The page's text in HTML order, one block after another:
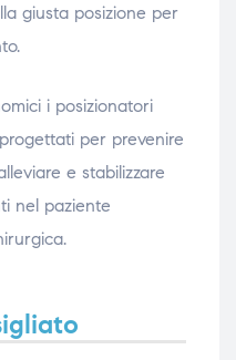
giusta posizione per
i posizionatori
per prevenire
e stabilizzare
nel paziente